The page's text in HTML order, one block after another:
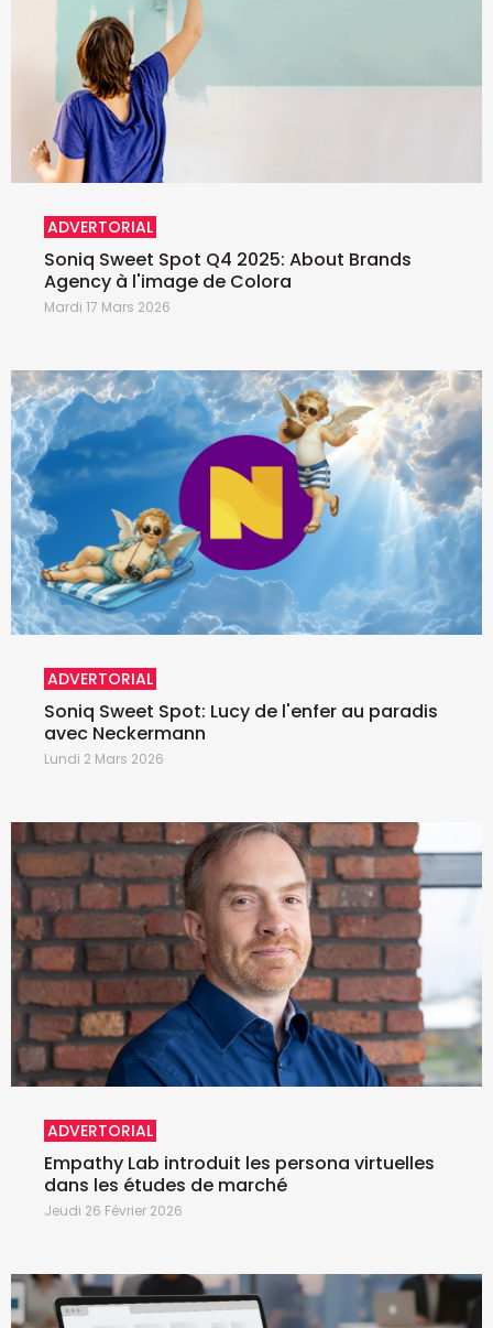
ADVERTORIAL
Soniq Sweet Spot Q4 2025: About Brands
Agency à l'image de Colora
Mardi 17 Mars 2026
ADVERTORIAL
Soniq Sweet Spot: Lucy de l'enfer au paradis
avec Neckermann
Lundi 2 Mars 2026
ADVERTORIAL
Empathy Lab introduit les persona virtuelles
dans les études de marché
Jeudi 26 Février 2026